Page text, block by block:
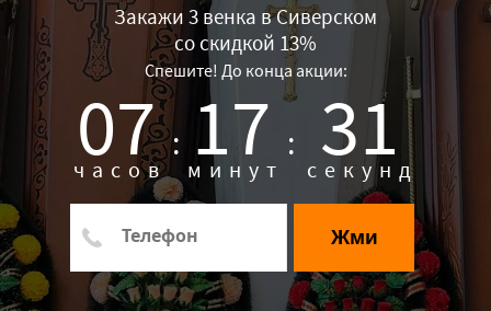
Закажи 3 венка в Сиверском
со скидкой 13%
Спешите! До конца акции:
07 :
часов 17 :
минут 30
секунд
Жми